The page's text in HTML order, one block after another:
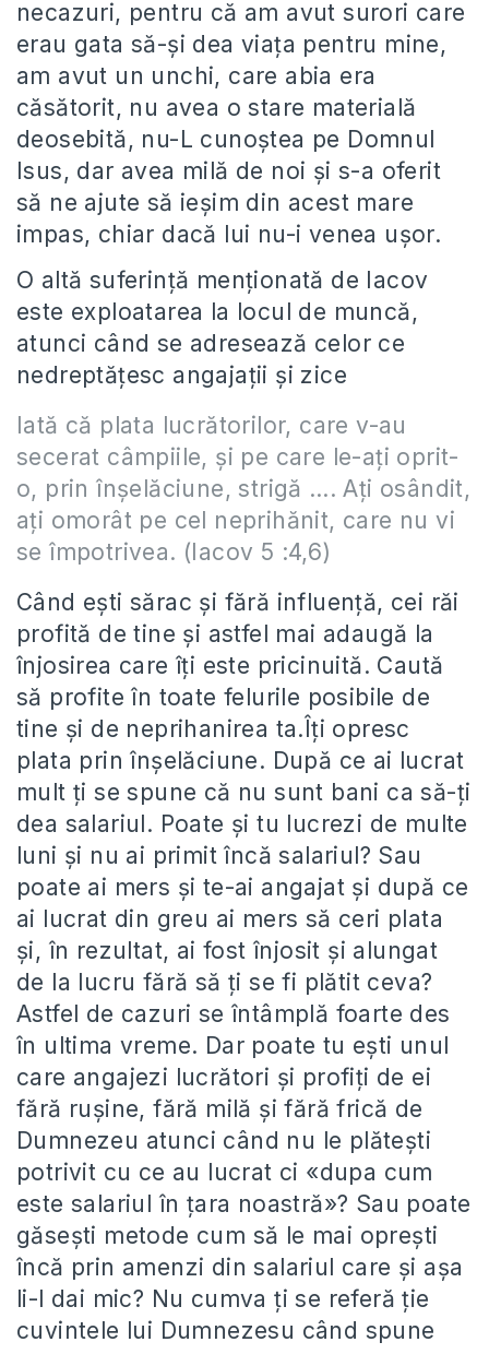
necazuri, pentru că am avut surori care
erau gata să-și dea viața pentru mine,
am avut un unchi, care abia era
căsătorit, nu avea o stare materială
deosebită, nu-L cunoștea pe Domnul
Isus, dar avea milă de noi și s-a oferit
să ne ajute să ieșim din acest mare
impas, chiar dacă lui nu-i venea ușor.
O altă suferință menționată de Iacov
este exploatarea la locul de muncă,
atunci când se adresează celor ce
nedreptățesc angajații și zice
Iată că plata lucrătorilor, care v-au
secerat câmpiile, și pe care le-ați oprit-
o, prin înșelăciune, strigă …. Ați osândit,
ați omorât pe cel neprihănit, care nu vi
se împotrivea. (Iacov 5 :4,6)
Când ești sărac și fără influență, cei răi
profită de tine și astfel mai adaugă la
înjosirea care îți este pricinuită. Caută
să profite în toate felurile posibile de
tine și de neprihanirea ta.Îți opresc
plata prin înșelăciune. După ce ai lucrat
mult ți se spune că nu sunt bani ca să-ți
dea salariul. Poate și tu lucrezi de multe
luni și nu ai primit încă salariul? Sau
poate ai mers și te-ai angajat și după ce
ai lucrat din greu ai mers să ceri plata
și, în rezultat, ai fost înjosit și alungat
de la lucru fără să ți se fi plătit ceva?
Astfel de cazuri se întâmplă foarte des
în ultima vreme. Dar poate tu ești unul
care angajezi lucrători și profiți de ei
fără rușine, fără milă și fără frică de
Dumnezeu atunci când nu le plătești
potrivit cu ce au lucrat ci «dupa cum
este salariul în țara noastră»? Sau poate
găsești metode cum să le mai oprești
încă prin amenzi din salariul care și așa
li-l dai mic? Nu cumva ți se referă ție
cuvintele lui Dumnezesu când spune